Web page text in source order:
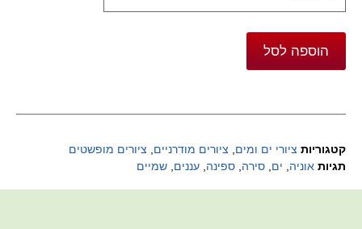
הוספה לסל
קטגוריות ציורי ים ומים, ציורים מודרניים, ציורים מופשטים
תגיות אוניה, ים, סירה, ספינה, עננים, שמיים